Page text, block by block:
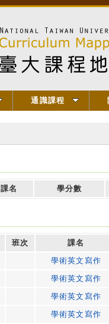
通識課程
課名 學分數
班次
課名
學術英文寫作
學術英文寫作
學術英文寫作
學術英文寫作